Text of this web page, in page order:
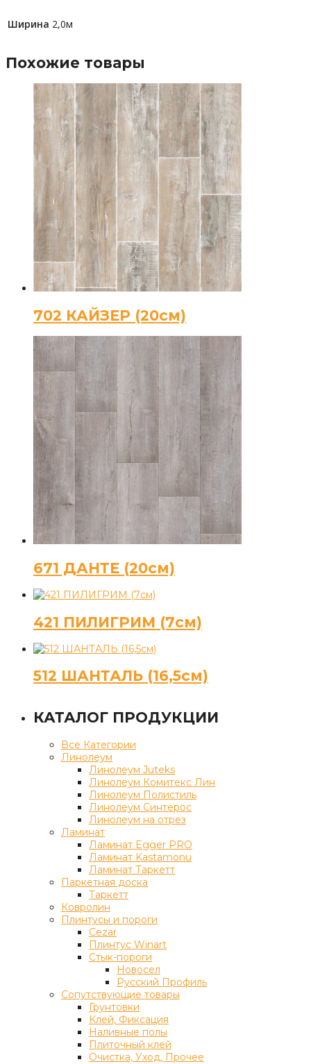
Ширина 2,0м
Похожие товары
702 КАЙЗЕР (20см)
671 ДАНТЕ (20см)
421 ПИЛИГРИМ (7см)
512 ШАНТАЛЬ (16,5см)
КАТАЛОГ ПРОДУКЦИИ
Все Категории
Линолеум
Линолеум Juteks
Линолеум Комитекс Лин
Линолеум Полистиль
Линолеум Синтерос
Линолеум на отрез
Ламинат
Ламинат Egger PRO
Ламинат Kastamonu
Ламинат Таркетт
Паркетная доска
Таркетт
Ковролин
Плинтусы и пороги
Cezar
Плинтус Winart
Стык-пороги
Новосел
Русский Профиль
Сопутствующие товары
Грунтовки
Клей, Фиксация
Наливные полы
Плиточный клей
Очистка, Уход, Прочее